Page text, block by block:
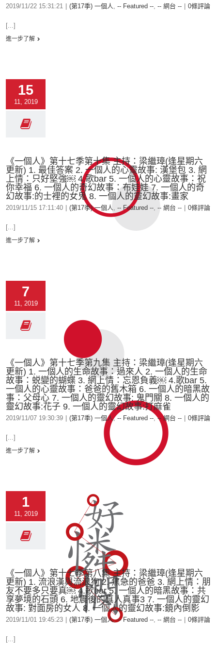
2019/11/22 15:31:21 (第17季) 一個人, -- Featured --, -- 網台 -- 0條評論
[...]
進一步了解
15
11, 2019
《一個人》第十七季第十集 主持：梁繼璋(逢星期六
更新) 1. 最佳答案 2. 一個人的心靈故事: 漢堡包 3. 網
上情：只好堅強￼ 4.歌bar 5. 一個人的心靈故事：祝
你幸福 6. 一個人的奇幻故事：布娃娃 7. 一個人的奇
幻故事:的士裡的女鬼 8. 一個人的靈幻故事:畫家
2019/11/15 17:11:40 (第17季) 一個人, -- Featured --, -- 網台 -- 0條評論
[...]
進一步了解
7
11, 2019
《一個人》第十七季第九集 主持：梁繼璋(逢星期六
更新) 1. 一個人的生命故事：過來人 2. 一個人的生命
故事：蜕變的蝴蝶 3. 網上情：忘恩負義￼ 4.歌bar 5.
一個人的心靈故事：爸爸的舊木箱 6. 一個人的暗黑故
事：父母心 7. 一個人的靈幻故事: 鬼門關 8. 一個人的
靈幻故事:花子 9. 一個人的靈幻故事:打麻雀
2019/11/07 19:30:39 (第17季) 一個人,-- Featured --,-- 網台 -- 0條評論
[...]
進一步了解
1
11, 2019
《一個人》第十七季第八集 主持：梁繼璋(逢星期六
更新) 1. 流浪漢與流浪狗 2. 焦急的爸爸 3. 網上情：朋
友不要多只要真￼ 4.歌bar 5. 一個人的暗黑故事：共
享夢境的石頭 6. 地震後的真人真事3 7. 一個人的靈幻
故事: 對面房的女人 8. 一個人的靈幻故事:鏡內倒影
2019/11/01 19:45:23 (第17季) 一個人,-- Featured --, -- 網台 -- 0條評論
[...]